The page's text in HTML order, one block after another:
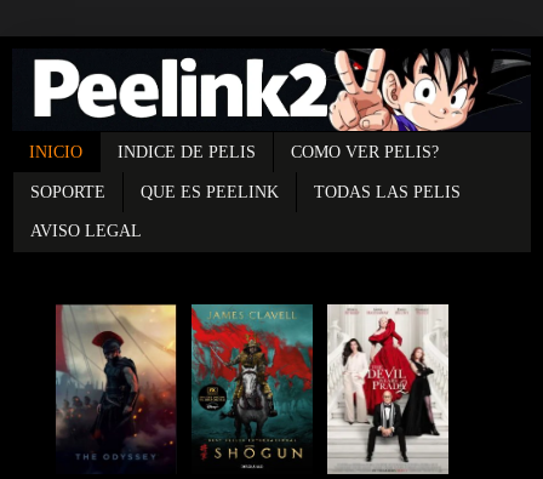
INICIO INDICE DE PELIS COMO VER PELIS?
SOPORTE QUE ES PEELINK TODAS LAS PELIS
AVISO LEGAL